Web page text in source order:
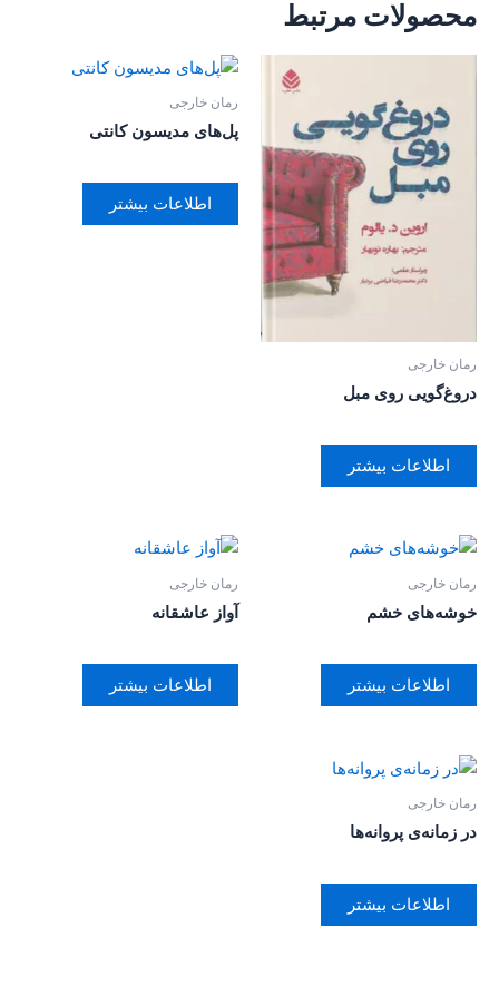
محصولات مرتبط
رمان خارجی
دروغ‌گویی روی مبل
اطلاعات بیشتر
رمان خارجی
پل‌های مدیسون کانتی
اطلاعات بیشتر
رمان خارجی
خوشه‌های خشم
اطلاعات بیشتر
رمان خارجی
آواز عاشقانه
اطلاعات بیشتر
رمان خارجی
در زمانه‌ی پروانه‌ها
اطلاعات بیشتر